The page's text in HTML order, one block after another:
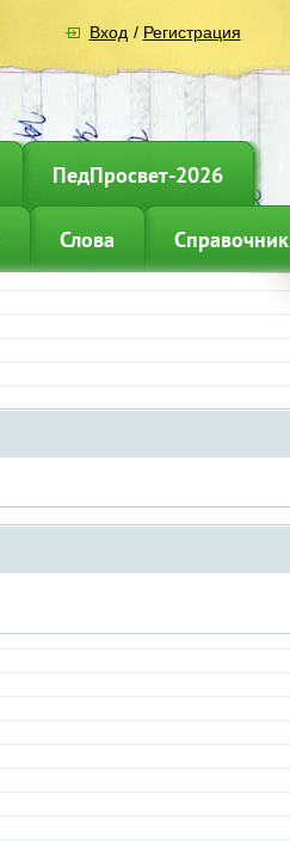
Вход / Регистрация
ПедПросвет-2026
Слова Справочник